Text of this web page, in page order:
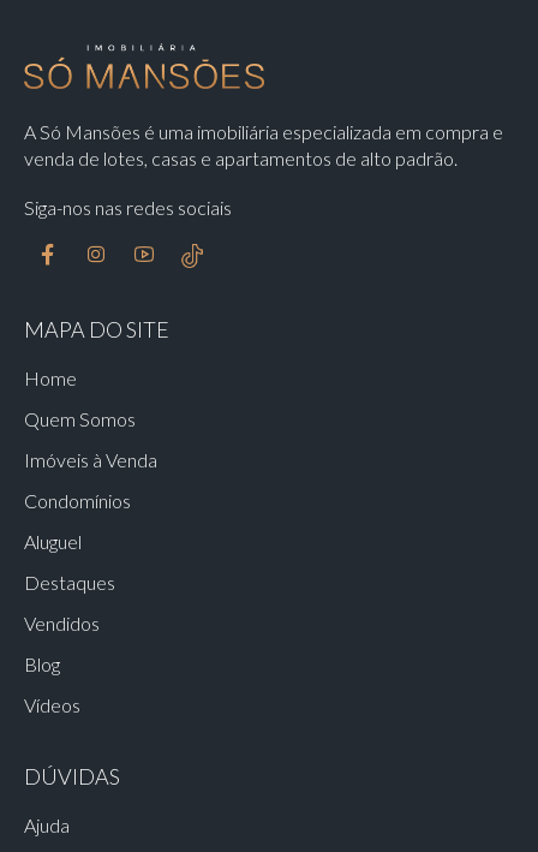
A Só Mansões é uma imobiliária especializada em compra e
venda de lotes, casas e apartamentos de alto padrão.
Siga-nos nas redes sociais
MAPA DO SITE
Home
Quem Somos
Imóveis à Venda
Condomínios
Aluguel
Destaques
Vendidos
Blog
Vídeos
DÚVIDAS
Ajuda